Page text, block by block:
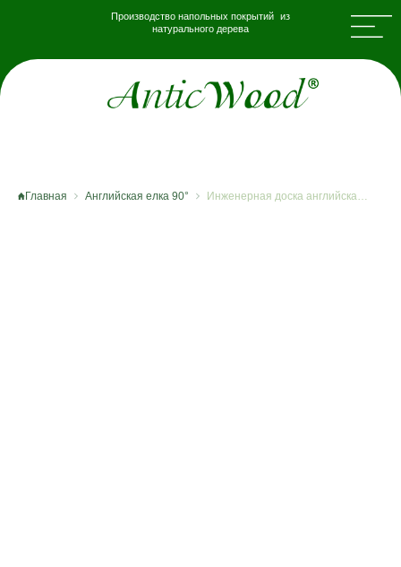
Производство напольных покрытий из
натурального дерева
Главная Английская елка 90°